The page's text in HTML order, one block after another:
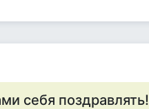
себя поздравлять!